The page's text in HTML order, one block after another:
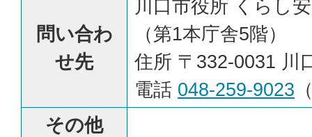
問い合わ
せ先
川口市役所 くらし
（第1本庁舎5階）
住所 〒332-0031 川
電話 048-259-9023
その他